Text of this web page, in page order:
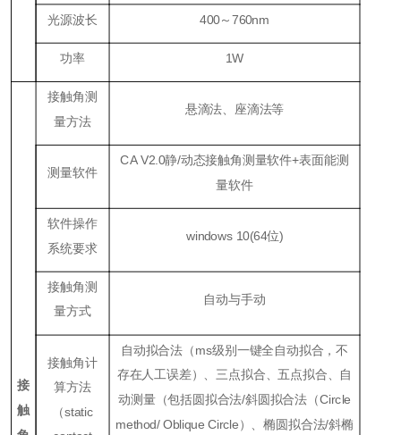
光源波长 400～760nm
功率 1W
接
触
接触角测
量方法
悬滴法、座滴法等
测量软件
CA V2.0静/动态接触角测量软件+表面能测
量软件
软件操作
系统要求
windows 10(64位)
接触角测
量方式
自动与手动
接触角计
算方法
（static
自动拟合法（ms级别一键全自动拟合，不
存在人工误差）、三点拟合、五点拟合、自
动测量（包括圆拟合法/斜圆拟合法（Circle
method/ Oblique Circle）、椭圆拟合法/斜椭